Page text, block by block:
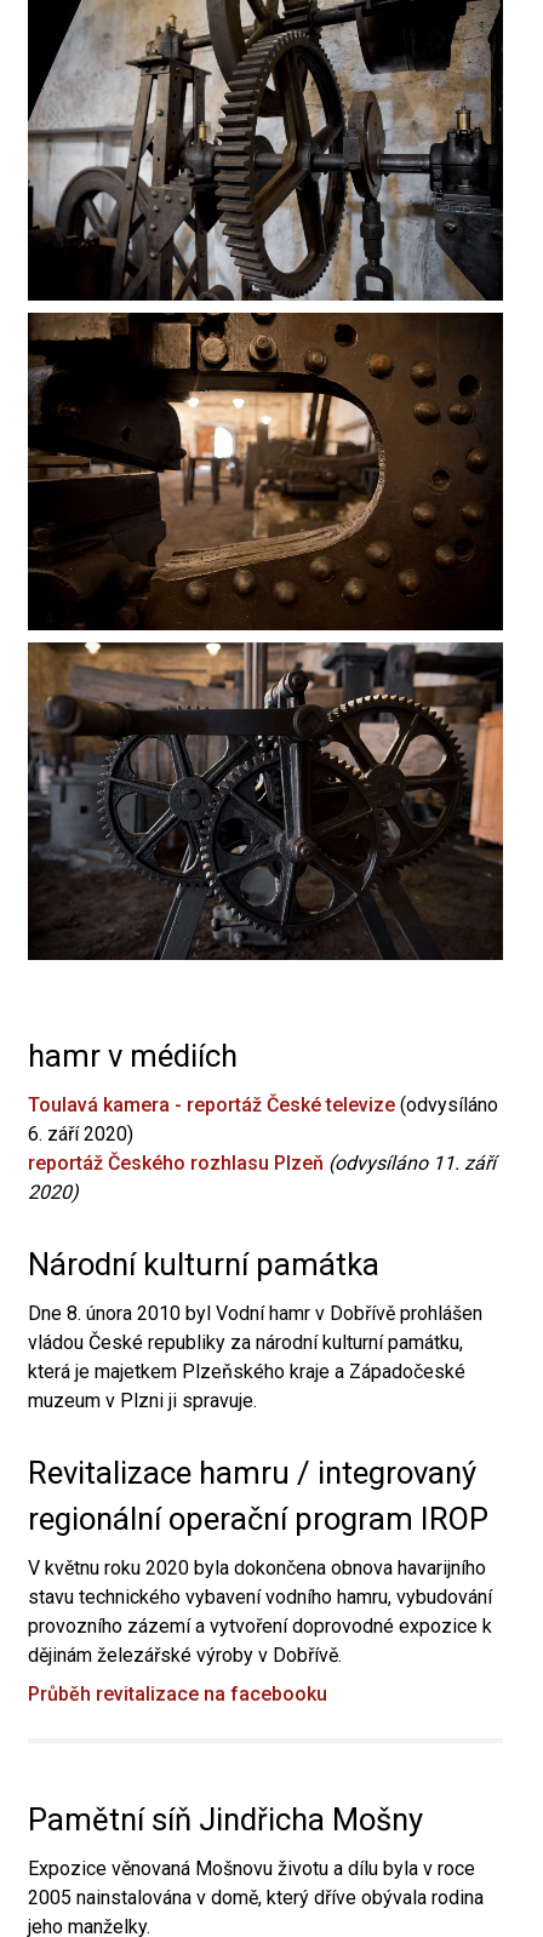
hamr v médiích
Toulavá kamera - reportáž České televize (odvysíláno
6. září 2020)
reportáž Českého rozhlasu Plzeň (odvysíláno 11. září
2020)
Národní kulturní památka
Dne 8. února 2010 byl Vodní hamr v Dobřívě prohlášen
vládou České republiky za národní kulturní památku,
která je majetkem Plzeňského kraje a Západočeské
muzeum v Plzni ji spravuje.
Revitalizace hamru / integrovaný
regionální operační program IROP
V květnu roku 2020 byla dokončena obnova havarijního
stavu technického vybavení vodního hamru, vybudování
provozního zázemí a vytvoření doprovodné expozice k
dějinám železářské výroby v Dobřívě.
Průběh revitalizace na facebooku
Pamětní síň Jindřicha Mošny
Expozice věnovaná Mošnovu životu a dílu byla v roce
2005 nainstalována v domě, který dříve obývala rodina
jeho manželky.